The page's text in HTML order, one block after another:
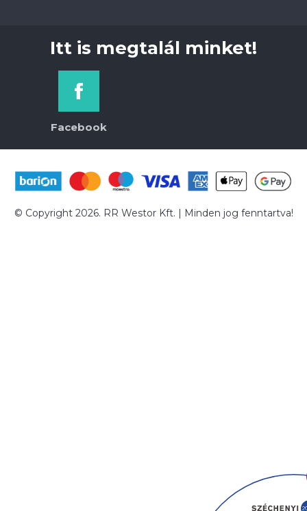
Itt is megtalál minket!
Facebook
© Copyright 2026. RR Westor Kft. | Minden jog fenntartva!